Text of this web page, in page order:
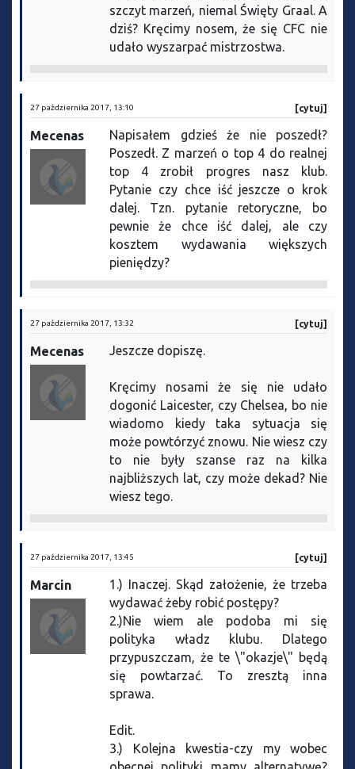
szczyt marzeń, niemal Święty Graal. A
dziś? Kręcimy nosem, że się CFC nie
udało wyszarpać mistrzostwa.
27 października 2017, 13:10 [cytuj]
Mecenas
Napisałem gdzieś że nie poszedł?
Poszedł. Z marzeń o top 4 do realnej
top 4 zrobił progres nasz klub.
Pytanie czy chce iść jeszcze o krok
dalej. Tzn. pytanie retoryczne, bo
pewnie że chce iść dalej, ale czy
kosztem wydawania większych
pieniędzy?
27 października 2017, 13:32 [cytuj]
Mecenas Jeszcze dopiszę.
Kręcimy nosami że się nie udało
dogonić Laicester, czy Chelsea, bo nie
wiadomo kiedy taka sytuacja się
może powtórzyć znowu. Nie wiesz czy
to nie były szanse raz na kilka
najbliższych lat, czy może dekad? Nie
wiesz tego.
27 października 2017, 13:45 [cytuj]
Marcin
1.) Inaczej. Skąd założenie, że trzeba
wydawać żeby robić postępy?
2.)Nie wiem ale podoba mi się
polityka władz klubu. Dlatego
przypuszczam, że te \"okazje\" będą
się powtarzać. To zresztą inna
sprawa.
Edit.
3.) Kolejna kwestia-czy my wobec